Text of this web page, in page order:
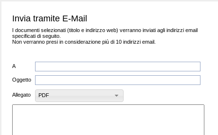
Invia tramite E-Mail
I documenti selezionati (titolo e indirizzo web) verranno inviati agli indirizzi email
specificati di seguito.
Non verranno presi in considerazione più di 10 indirizzi email.
A
Oggetto
Allegato PDF